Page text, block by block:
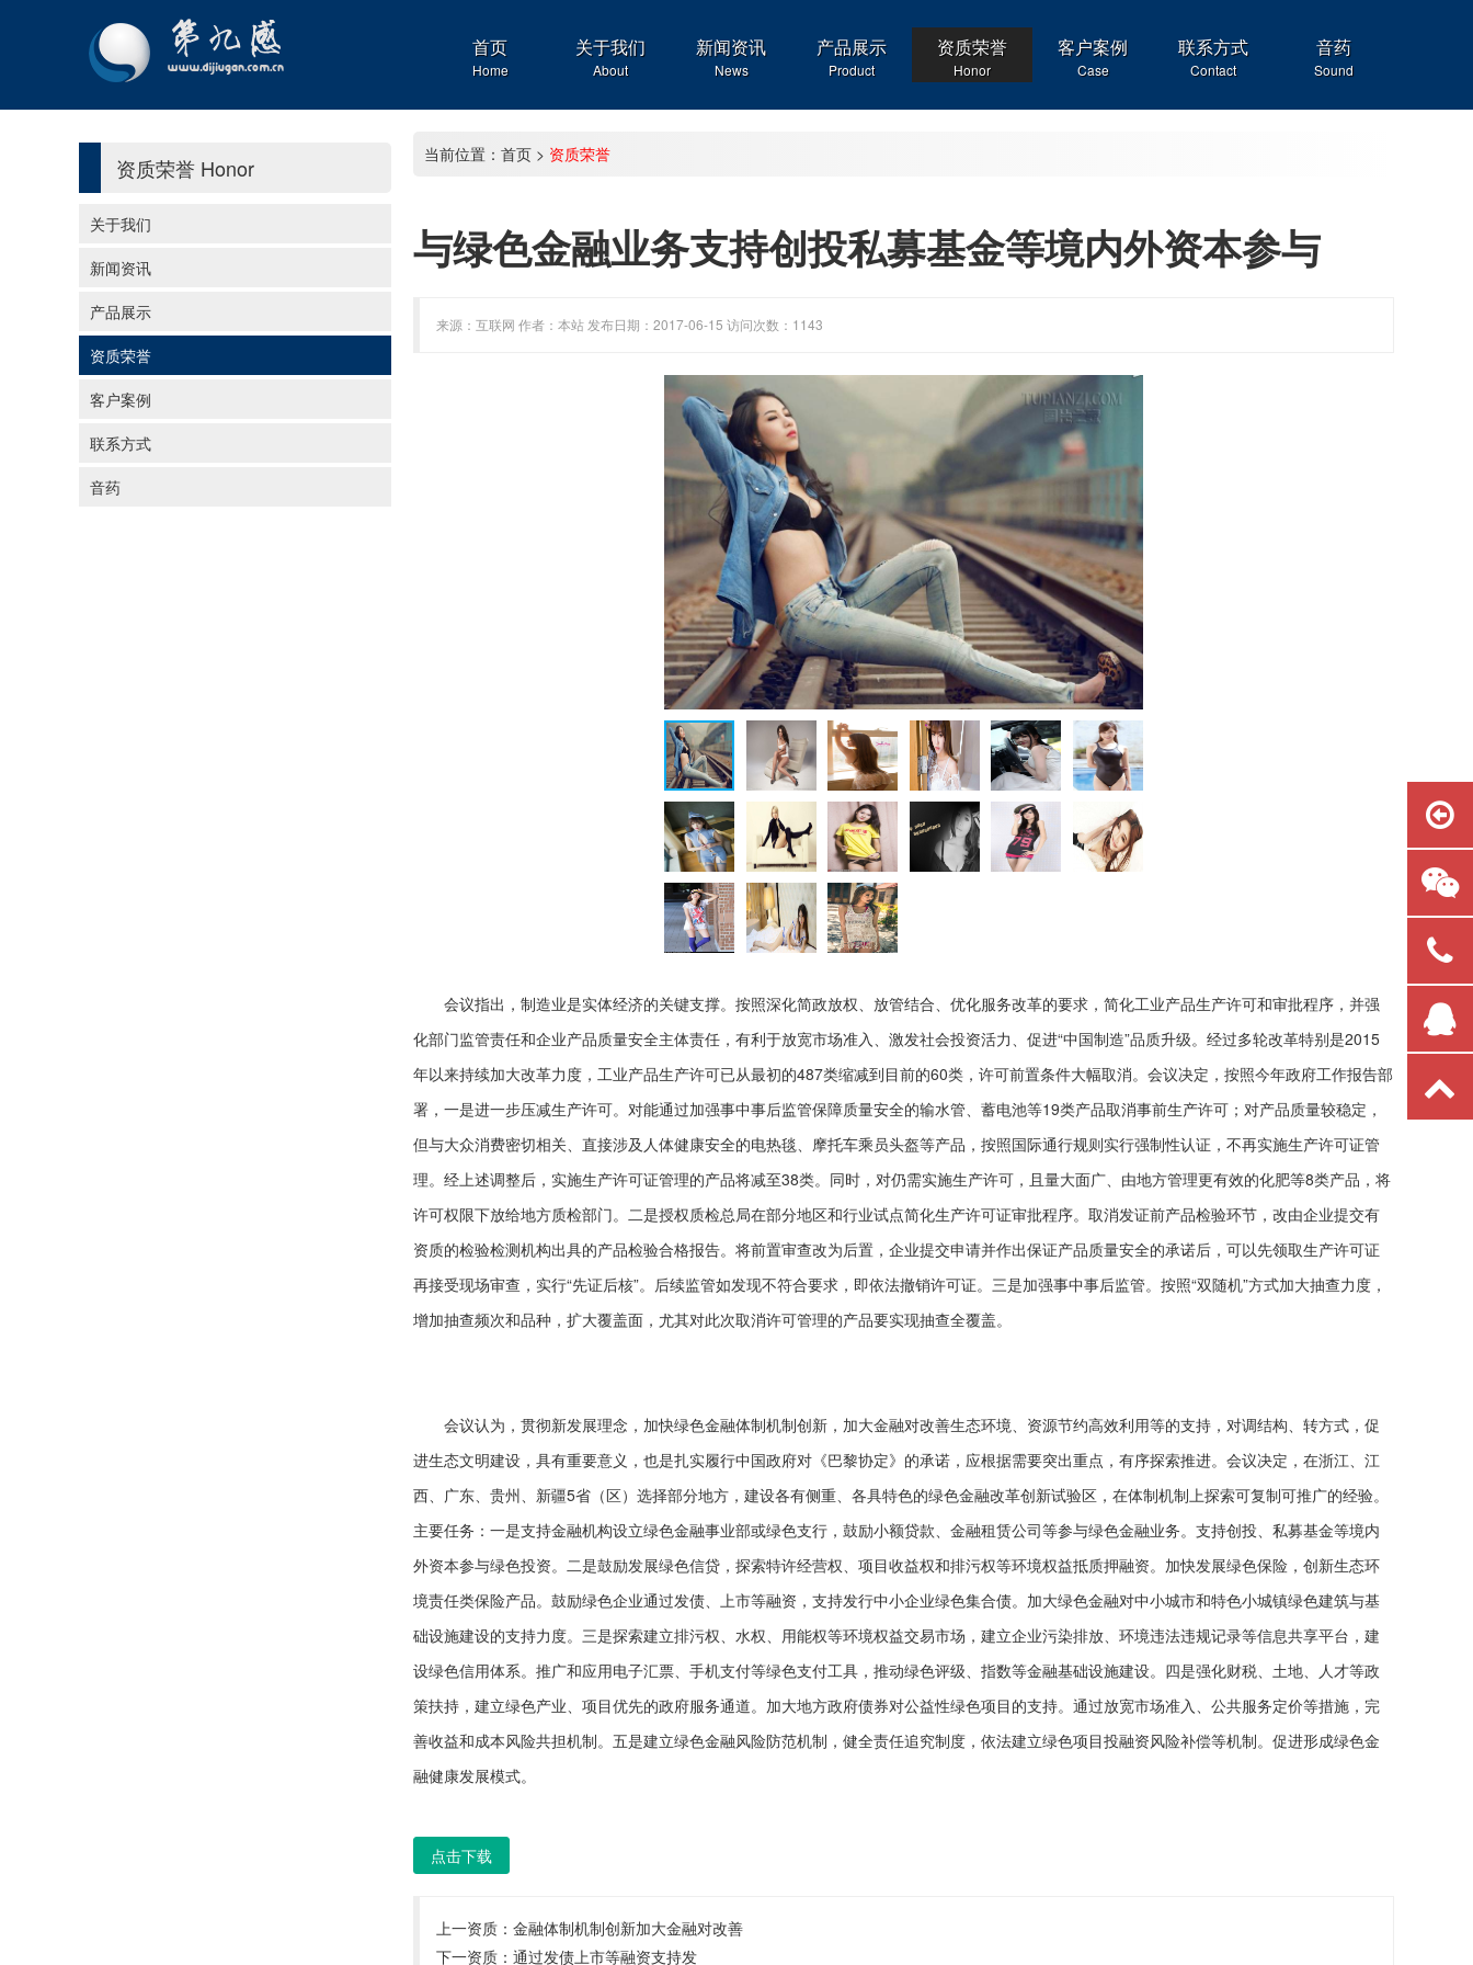
音药
Sound
联系方式
Contact
客户案例
Case
资质荣誉
Honor
产品展示
Product
新闻资讯
News
关于我们
About
首页
Home
资质荣誉 Honor
关于我们
新闻资讯
产品展示
资质荣誉
客户案例
联系方式
音药
当前位置： 首页 > 资质荣誉
与绿色金融业务支持创投私募基金等境内外资本参与
来源：互联网 作者：本站 发布日期：2017-06-15 访问次数：1143
会议指出，制造业是实体经济的关键支撑。按照深化简政放权、放管结合、优化服务改革的要求，简化工业产品生产许可和审批程序，并强
化部门监管责任和企业产品质量安全主体责任，有利于放宽市场准入、激发社会投资活力、促进“中国制造”品质升级。经过多轮改革特别是2015
年以来持续加大改革力度，工业产品生产许可已从最初的487类缩减到目前的60类，许可前置条件大幅取消。会议决定，按照今年政府工作报告部
署，一是进一步压减生产许可。对能通过加强事中事后监管保障质量安全的输水管、蓄电池等19类产品取消事前生产许可；对产品质量较稳定，
但与大众消费密切相关、直接涉及人体健康安全的电热毯、摩托车乘员头盔等产品，按照国际通行规则实行强制性认证，不再实施生产许可证管
理。经上述调整后，实施生产许可证管理的产品将减至38类。同时，对仍需实施生产许可，且量大面广、由地方管理更有效的化肥等8类产品，将
许可权限下放给地方质检部门。二是授权质检总局在部分地区和行业试点简化生产许可证审批程序。取消发证前产品检验环节，改由企业提交有
资质的检验检测机构出具的产品检验合格报告。将前置审查改为后置，企业提交申请并作出保证产品质量安全的承诺后，可以先领取生产许可证
再接受现场审查，实行“先证后核”。后续监管如发现不符合要求，即依法撤销许可证。三是加强事中事后监管。按照“双随机”方式加大抽查力度，
增加抽查频次和品种，扩大覆盖面，尤其对此次取消许可管理的产品要实现抽查全覆盖。
会议认为，贯彻新发展理念，加快绿色金融体制机制创新，加大金融对改善生态环境、资源节约高效利用等的支持，对调结构、转方式，促
进生态文明建设，具有重要意义，也是扎实履行中国政府对《巴黎协定》的承诺，应根据需要突出重点，有序探索推进。会议决定，在浙江、江
西、广东、贵州、新疆5省（区）选择部分地方，建设各有侧重、各具特色的绿色金融改革创新试验区，在体制机制上探索可复制可推广的经验。
主要任务：一是支持金融机构设立绿色金融事业部或绿色支行，鼓励小额贷款、金融租赁公司等参与绿色金融业务。支持创投、私募基金等境内
外资本参与绿色投资。二是鼓励发展绿色信贷，探索特许经营权、项目收益权和排污权等环境权益抵质押融资。加快发展绿色保险，创新生态环
境责任类保险产品。鼓励绿色企业通过发债、上市等融资，支持发行中小企业绿色集合债。加大绿色金融对中小城市和特色小城镇绿色建筑与基
础设施建设的支持力度。三是探索建立排污权、水权、用能权等环境权益交易市场，建立企业污染排放、环境违法违规记录等信息共享平台，建
设绿色信用体系。推广和应用电子汇票、手机支付等绿色支付工具，推动绿色评级、指数等金融基础设施建设。四是强化财税、土地、人才等政
策扶持，建立绿色产业、项目优先的政府服务通道。加大地方政府债券对公益性绿色项目的支持。通过放宽市场准入、公共服务定价等措施，完
善收益和成本风险共担机制。五是建立绿色金融风险防范机制，健全责任追究制度，依法建立绿色项目投融资风险补偿等机制。促进形成绿色金
融健康发展模式。
点击下载
上一资质： 金融体制机制创新加大金融对改善
下一资质： 通过发债上市等融资支持发